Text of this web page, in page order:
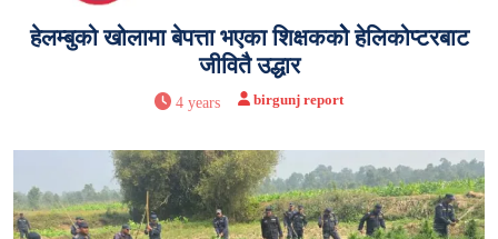
हेलम्बुको खोलामा बेपत्ता भएका शिक्षककोे हेलिकोप्टरबाट
जीवितै उद्धार
4 years birgunj report